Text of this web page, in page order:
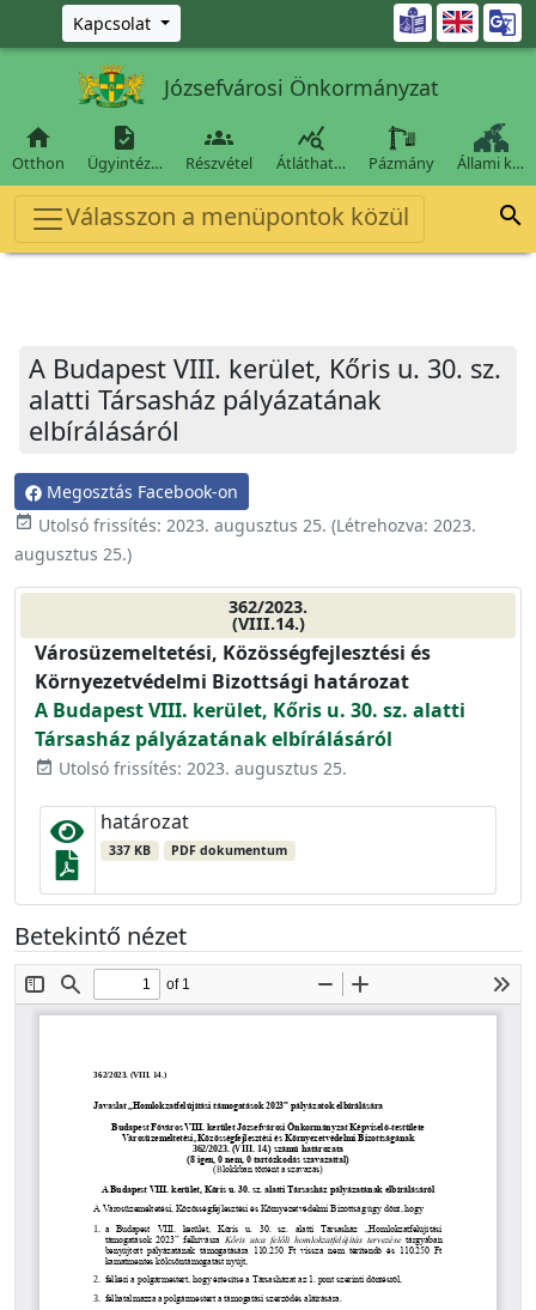
Ugrás a fő tartalomra
Kapcsolat 
Józsefvárosi Önkormányzat

Otthon

Ügyintéz…

Részvétel

Átláthat… Pázmány Állami k…
Válasszon a menüpontok közül 
A Budapest VIII. kerület, Kőris u. 30. sz.
alatti Társasház pályázatának
elbírálásáról
Megosztás Facebook-on
event_available Utolsó frissítés: 2023. augusztus 25. (Létrehozva: 2023.
augusztus 25.)
362/2023.
(VIII.14.)
Városüzemeltetési, Közösségfejlesztési és
Környezetvédelmi Bizottsági határozat
A Budapest VIII. kerület, Kőris u. 30. sz. alatti
Társasház pályázatának elbírálásáról
event_available Utolsó frissítés: 2023. augusztus 25.
határozat
337 KB PDF dokumentum
Betekintő nézet